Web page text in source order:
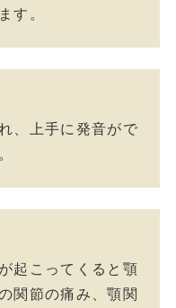
す。
、上手に発音がで
起こってくると顎
関節の痛み、顎関